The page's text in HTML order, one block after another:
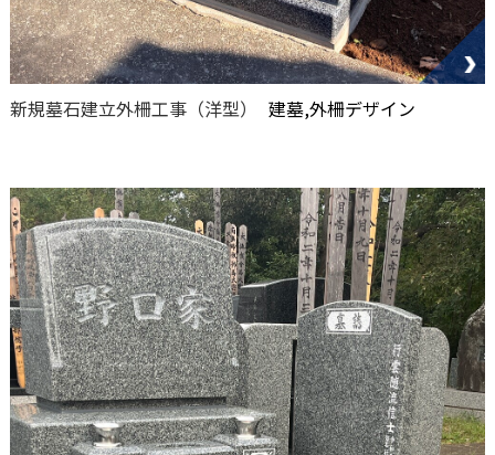
新規墓石建立外柵工事（洋型） 建墓,外柵デザイン